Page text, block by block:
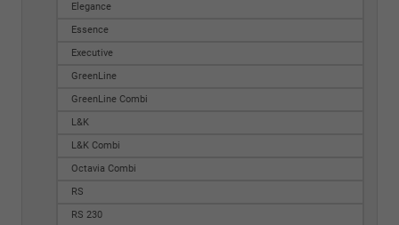
Elegance
Essence
Executive
GreenLine
GreenLine Combi
L&K
L&K Combi
Octavia Combi
RS
RS 230